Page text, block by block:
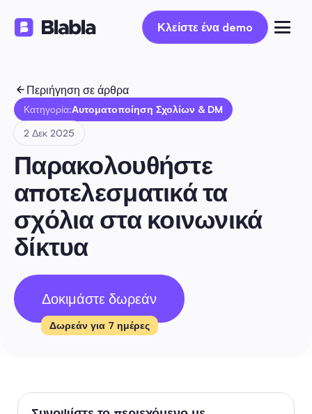
Κλείστε ένα demo
Κλείστε ένα demo
Περιήγηση σε άρθρα
Κατηγορία:Αυτοματοποίηση Σχολίων & DM
2 Δεκ 2025
Παρακολουθήστε
αποτελεσματικά τα
σχόλια στα κοινωνικά
δίκτυα
Δοκιμάστε δωρεάν
Δωρεάν για 7 ημέρες